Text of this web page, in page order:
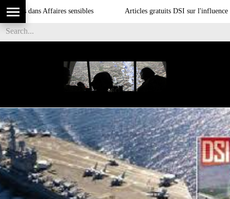
dans Affaires sensibles Articles gratuits DSI sur l'influence